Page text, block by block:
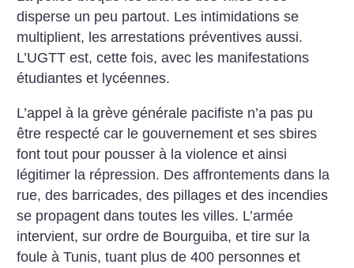
disperse un peu partout. Les intimidations se
multiplient, les arrestations préventives aussi.
L’UGTT est, cette fois, avec les manifestations
étudiantes et lycéennes.
L’appel à la grève générale pacifiste n’a pas pu
être respecté car le gouvernement et ses sbires
font tout pour pousser à la violence et ainsi
légitimer la répression. Des affrontements dans la
rue, des barricades, des pillages et des incendies
se propagent dans toutes les villes. L’armée
intervient, sur ordre de Bourguiba, et tire sur la
foule à Tunis, tuant plus de 400 personnes et